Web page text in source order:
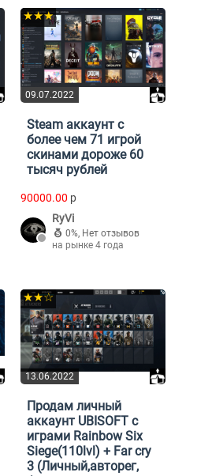
09.07.2022
★★★
Steam аккаунт с
более чем 71 игрой
скинами дороже 60
тысяч рублей
90000.00 p
RyVi
0%, Нет отзывов
на рынке 4 года
13.06.2022
★★☆
Продам личный
аккаунт UBISOFT с
играми Rainbow Six
Siege(110lvl) + Far cry
3 (Личный,авторег,